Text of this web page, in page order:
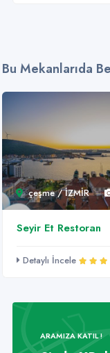
Bu Mekanlarıda
çeşme / İZMİR
Seyir Et Restoran
Detaylı İncele
ARAMIZA KATIL !